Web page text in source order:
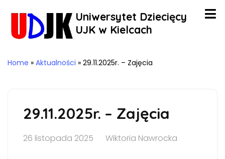
Uniwersytet Dziecięcy
UJK w Kielcach
Home » Aktualności » 29.11.2025r. – Zajęcia
29.11.2025r. – Zajęcia
26 listopada 2025 Wiktoria Nawrocka